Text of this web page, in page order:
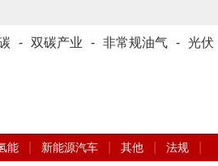
- 双碳产业 - 非常规油气 - 光伏
能 新能源汽车 其他 法规